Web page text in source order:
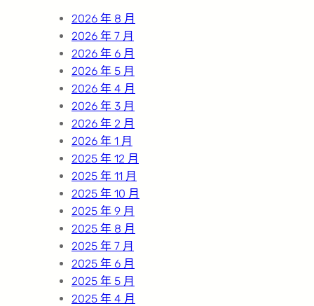
2026 年 8 月
2026 年 7 月
2026 年 6 月
2026 年 5 月
2026 年 4 月
2026 年 3 月
2026 年 2 月
2026 年 1 月
2025 年 12 月
2025 年 11 月
2025 年 10 月
2025 年 9 月
2025 年 8 月
2025 年 7 月
2025 年 6 月
2025 年 5 月
2025 年 4 月